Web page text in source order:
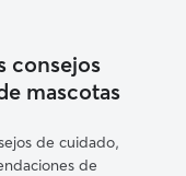
consejos
mascotas
de cuidado,
de